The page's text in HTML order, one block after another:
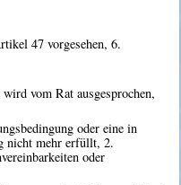
47 vorgesehen, 6.
vom Rat ausgesprochen,
oder eine in
nicht mehr erfüllt, 2.
oder